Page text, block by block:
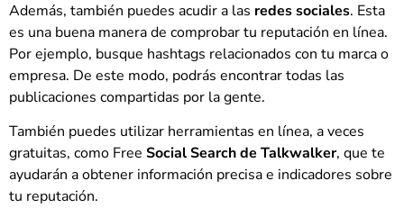
Además, también puedes acudir a las redes sociales. Esta
es una buena manera de comprobar tu reputación en línea.
Por ejemplo, busque hashtags relacionados con tu marca o
empresa. De este modo, podrás encontrar todas las
publicaciones compartidas por la gente.
También puedes utilizar herramientas en línea, a veces
gratuitas, como Free Social Search de Talkwalker, que te
ayudarán a obtener información precisa e indicadores sobre
tu reputación.